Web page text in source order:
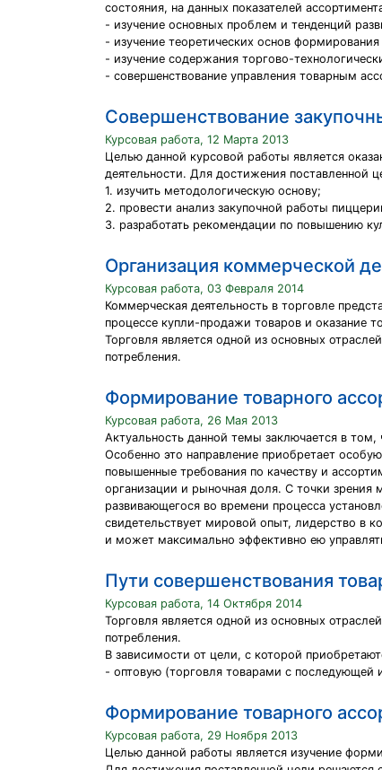
состояния, на данных показателей
- изучение основных проблем и тенденций
- изучение теоретических основ
- изучение содержания торгово-
- совершенствование управления товарным
Совершенствование
Курсовая работа, 12 Марта 2013
Целью данной курсовой работы является
деятельности. Для достижения поставленной
1. изучить методологическую основу;
2. провести анализ закупочной работы
3. разработать рекомендации по повышению
Организация коммерческой
Курсовая работа, 03 Февраля 2014
Коммерческая деятельность в торговле
процессе купли-продажи товаров и оказание
Торговля является одной из основных
потребления.
Формирование товарного
Курсовая работа, 26 Мая 2013
Актуальность данной темы заключается в том,
Особенно это направление приобретает
повышенные требования по качеству и
организации и рыночная доля. С точки зрения
развивающегося во времени процесса
свидетельствует мировой опыт, лидерство в
и может максимально эффективно ею
Пути совершенствования
Курсовая работа, 14 Октября 2014
Торговля является одной из основных
потребления.
В зависимости от цели, с которой
- оптовую (торговля товарами с
Формирование товарного
Курсовая работа, 29 Ноября 2013
Целью данной работы является изучение